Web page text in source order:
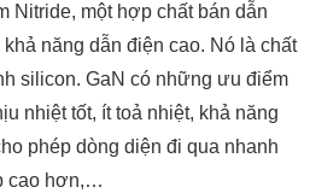
Nitride, một hợp chất bán dẫn
năng dẫn điện cao. Nó là chất
silicon. GaN có những ưu điểm
nhiệt tốt, ít toả nhiệt, khả năng
phép dòng diện đi qua nhanh
cao hơn,…